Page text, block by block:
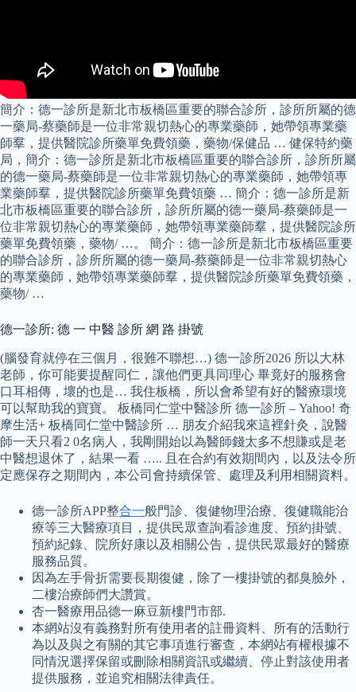
簡介：德一診所是新北市板橋區重要的聯合診所，診所所屬的德
一藥局-蔡藥師是一位非常親切熱心的專業藥師，她帶領專業藥
師羣，提供醫院診所藥單免費領藥，藥物/保健品 … 健保特約藥
局，簡介：德一診所是新北市板橋區重要的聯合診所，診所所屬
的德一藥局-蔡藥師是一位非常親切熱心的專業藥師，她帶領專
業藥師羣，提供醫院診所藥單免費領藥 … 簡介：德一診所是新
北市板橋區重要的聯合診所，診所所屬的德一藥局-蔡藥師是一
位非常親切熱心的專業藥師，她帶領專業藥師羣，提供醫院診所
藥單免費領藥，藥物/ …。 簡介：德一診所是新北市板橋區重要
的聯合診所，診所所屬的德一藥局-蔡藥師是一位非常親切熱心
的專業藥師，她帶領專業藥師羣，提供醫院診所藥單免費領藥，
藥物/ …
德一診所: 德 一 中醫 診所 網 路 掛號
(腦發育就停在三個月，很難不聯想…) 德一診所2026 所以大林
老師，你可能要提醒同仁，讓他們更具同理心 畢竟好的服務會
口耳相傳，壞的也是… 我住板橋，所以會希望有好的醫療環境
可以幫助我的寶寶。 板橋同仁堂中醫診所 德一診所 – Yahoo! 奇
摩生活+ 板橋同仁堂中醫診所 … 朋友介紹我來這裡針灸，說醫
師一天只看2 0名病人，我剛開始以為醫師錢太多不想賺或是老
中醫想退休了，結果一看 ….. 且在合約有效期間內，以及法令所
定應保存之期間內，本公司會持續保管、處理及利用相關資料。
德一診所APP整合一般門診、復健物理治療、復健職能治
療等三大醫療項目，提供民眾查詢看診進度、預約掛號、
預約紀錄、院所好康以及相關公告，提供民眾最好的醫療
服務品質。
因為左手骨折需要長期復健，除了一樓掛號的都臭臉外，
二樓治療師們大讚賞。
杏一醫療用品德一麻豆新樓門市部.
本網站沒有義務對所有使用者的註冊資料、所有的活動行
為以及與之有關的其它事項進行審查，本網站有權根據不
同情況選擇保留或刪除相關資訊或繼續、停止對該使用者
提供服務，並追究相關法律責任。